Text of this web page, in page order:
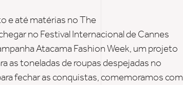
e atématérias no The
no Festival Internacional de Cannes
Atacama Fashion Week, um projeto
as toneladas de roupas despejadas no
arafecharas conquistas, comemoramos com